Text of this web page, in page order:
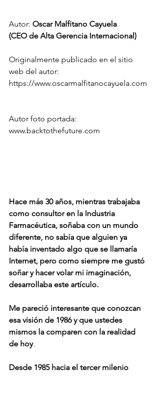
Autor: Oscar Malfitano Cayuela
(CEO de Alta Gerencia Internacional)
Originalmente publicado en el sitio
web del autor:
https://www.oscarmalfitanocayuela.com
Autor foto portada:
www.backtothefuture.com
Hace más 30 años, mientras trabajaba
como consultor en la Industria
Farmacéutica, soñaba con un mundo
diferente, no sabía que alguien ya
había inventado algo que se llamaría
Internet, pero como siempre me gustó
soñar y hacer volar mi imaginación,
desarrollaba este artículo.
Me pareció interesante que conozcan
esa visión de 1986 y que ustedes
mismos la comparen con la realidad
de hoy.
Desde 1985 hacia el tercer milenio